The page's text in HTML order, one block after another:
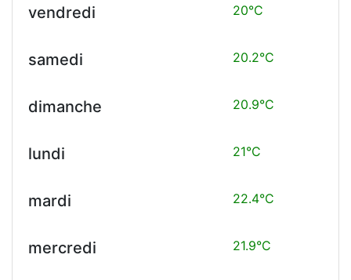
vendredi 20°C
samedi 20.2°C
dimanche 20.9°C
lundi 21°C
mardi 22.4°C
mercredi 21.9°C